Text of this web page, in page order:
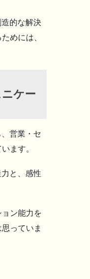
的な解決
めには、
ケー
営業・セ
ます。
と、感性
ン能力を
っていま